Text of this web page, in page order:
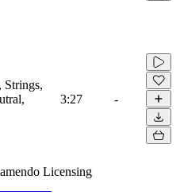
Strings,
3:27 -
Licensing